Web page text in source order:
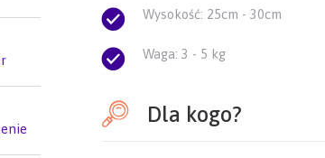
Wysokość: 25cm - 30cm
Waga: 3 - 5 kg
Dla kogo?